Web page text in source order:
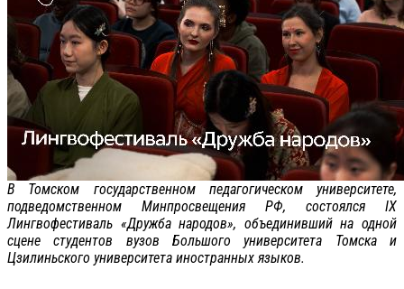
В Томском государственном педагогическом университете,
подведомственном Минпросвещения РФ, состоялся IX
Лингвофестиваль «Дружба народов», объединивший на одной
сцене студентов вузов Большого университета Томска и
Цзилиньского университета иностранных языков.